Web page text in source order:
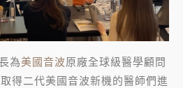
為美國音波原廠全球級醫學顧問
得二代美國音波新機的醫師們進